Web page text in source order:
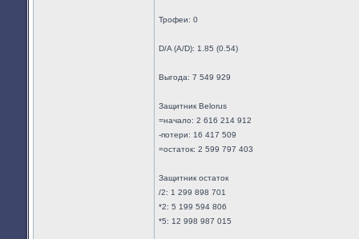
Трофеи: 0
D/A (A/D): 1.85 (0.54)
Выгода: 7 549 929
Защитник Belorus
=начало: 2 616 214 912
-потери: 16 417 509
=остаток: 2 599 797 403
Защитник остаток
/2: 1 299 898 701
*2: 5 199 594 806
*5: 12 998 987 015